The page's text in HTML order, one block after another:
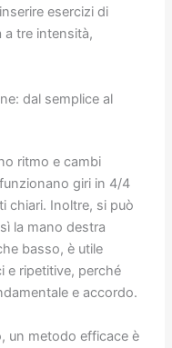
esercizi di
tre intensità,
dal semplice al
ritmo e cambi
giri in 4/4
chiari. Inoltre, si può
la mano destra
basso, è utile
e ripetitive, perché
e accordo.
un metodo efficace è